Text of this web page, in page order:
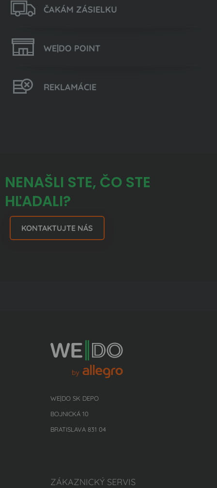
ČAKÁM ZÁSIELKU
WE|DO POINT
REKLAMÁCIE
NENAŠLI STE, ČO STE
HĽADALI?
KONTAKTUJTE NÁS
WE|DO SK DEPO
BOJNICKÁ 10
BRATISLAVA 831 04
ZÁKAZNICKÝ SERVIS